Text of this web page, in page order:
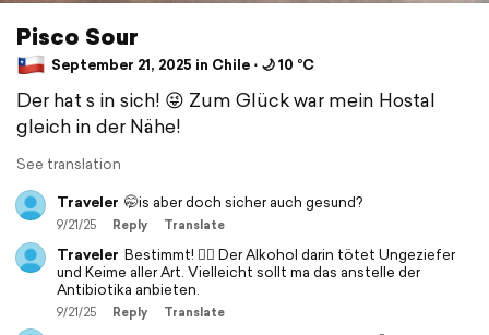
Pisco Sour
September 21, 2025 in Chile ⋅ 🌙 10 °C
Der hat s in sich! 😜 Zum Glück war mein Hostal
gleich in der Nähe!
See translation
Traveler 🤭is aber doch sicher auch gesund?
9/21/25 Reply Translate
Traveler Bestimmt! 😵‍💫 Der Alkohol darin tötet Ungeziefer
und Keime aller Art. Vielleicht sollt ma das anstelle der
Antibiotika anbieten.
9/21/25 Reply Translate